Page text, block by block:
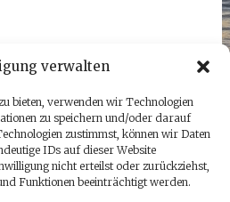
verwalten
bieten, verwenden wir Technologien
zu speichern und/oder darauf
zustimmst, können wir Daten
IDs auf dieser Website
nicht erteilst oder zurückziehst,
Funktionen beeinträchtigt werden.